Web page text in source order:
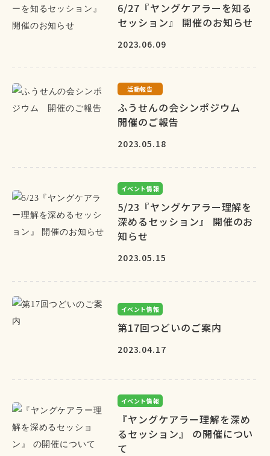
6/27『ヤングケアラーを知る
セッション』 開催のお知らせ
2023.06.09
活動報告
ふうせんの会シンポジウム
開催のご報告
2023.05.18
イベント情報
5/23『ヤングケアラー理解を
深めるセッション』 開催のお
知らせ
2023.05.15
イベント情報
第17回つどいのご案内
2023.04.17
イベント情報
『ヤングケアラー理解を深め
るセッション』 の開催につい
て